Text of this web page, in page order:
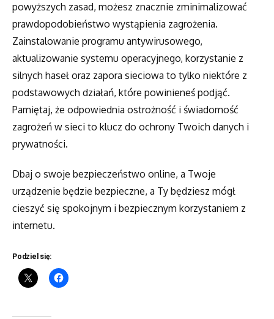
powyższych zasad, możesz znacznie zminimalizować
prawdopodobieństwo wystąpienia zagrożenia.
Zainstalowanie programu antywirusowego,
aktualizowanie systemu operacyjnego, korzystanie z
silnych haseł oraz zapora sieciowa to tylko niektóre z
podstawowych działań, które powinieneś podjąć.
Pamiętaj, że odpowiednia ostrożność i świadomość
zagrożeń w sieci to klucz do ochrony Twoich danych i
prywatności.
Dbaj o swoje bezpieczeństwo online, a Twoje
urządzenie będzie bezpieczne, a Ty będziesz mógł
cieszyć się spokojnym i bezpiecznym korzystaniem z
internetu.
Podziel się: